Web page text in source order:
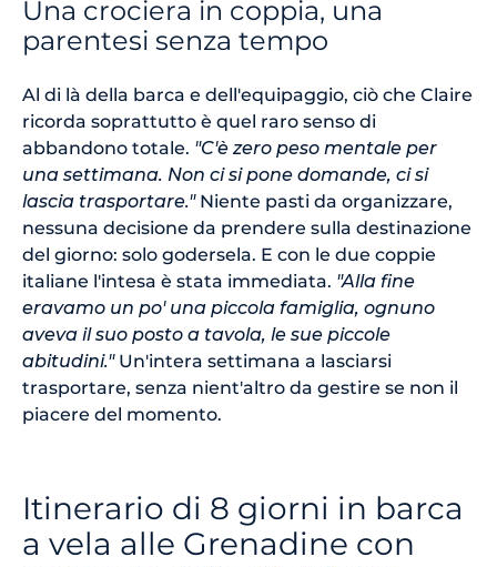
Una crociera in coppia, una
parentesi senza tempo
Al di là della barca e dell'equipaggio, ciò che Claire
ricorda soprattutto è quel raro senso di
abbandono totale. "C'è zero peso mentale per
una settimana. Non ci si pone domande, ci si
lascia trasportare."Niente pasti da organizzare,
nessuna decisione da prendere sulla destinazione
del giorno: solo godersela. E con le due coppie
italiane l'intesa è stata immediata. "Alla fine
eravamo un po' una piccola famiglia, ognuno
aveva il suo posto a tavola, le sue piccole
abitudini."Un'intera settimana a lasciarsi
trasportare, senza nient'altro da gestire se non il
piacere del momento.
Itinerario di 8 giorni in barca
a vela alle Grenadine con